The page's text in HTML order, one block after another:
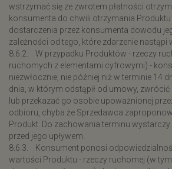
wstrzymać się ze zwrotem płatności
konsumenta do chwili otrzymania
dostarczenia przez konsumenta dowodu
zależności od tego, które zdarzenie nastąpi
8.6.2. W przypadku Produktów - rzeczy
ruchomych z elementami cyfrowymi) -
niezwłocznie, nie później niż w terminie 14
dnia, w którym odstąpił od umowy,
lub przekazać go osobie upoważnionej
odbioru, chyba że Sprzedawca
Produkt. Do zachowania terminu wystarczy
przed jego upływem.
8.6.3. Konsument ponosi
wartości Produktu - rzeczy ruchomej (w